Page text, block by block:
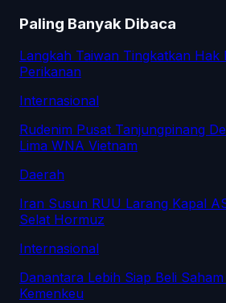
Paling Banyak Dibaca
Langkah Taiwan Tingkatkan
Perikanan
Internasional
Rudenim Pusat Tanjungpinang
Lima WNA Vietnam
Daerah
Iran Susun RUU Larang Kapal
Selat Hormuz
Internasional
Danantara Lebih Siap Beli
Kemenkeu